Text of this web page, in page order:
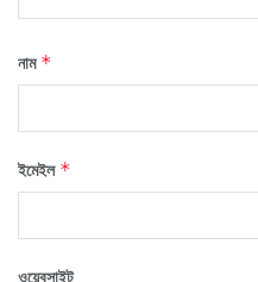
নাম *
ইমেইল *
ওয়েবসাইট